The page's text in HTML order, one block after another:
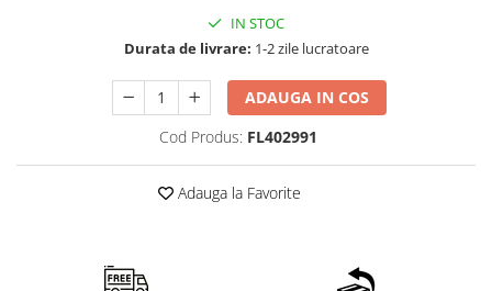
IN STOC
Durata de livrare: 1-2 zile lucratoare
ADAUGA IN COS
Cod Produs: FL402991
Adauga la Favorite